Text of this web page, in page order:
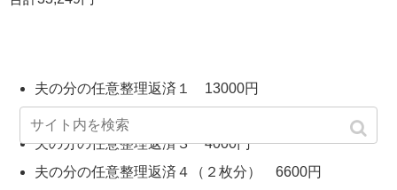
夫の分の任意整理返済１ 13000円
夫の分の任意整理返済２ 8300円
夫の分の任意整理返済３ 4000円
夫の分の任意整理返済４（２枚分） 6600円